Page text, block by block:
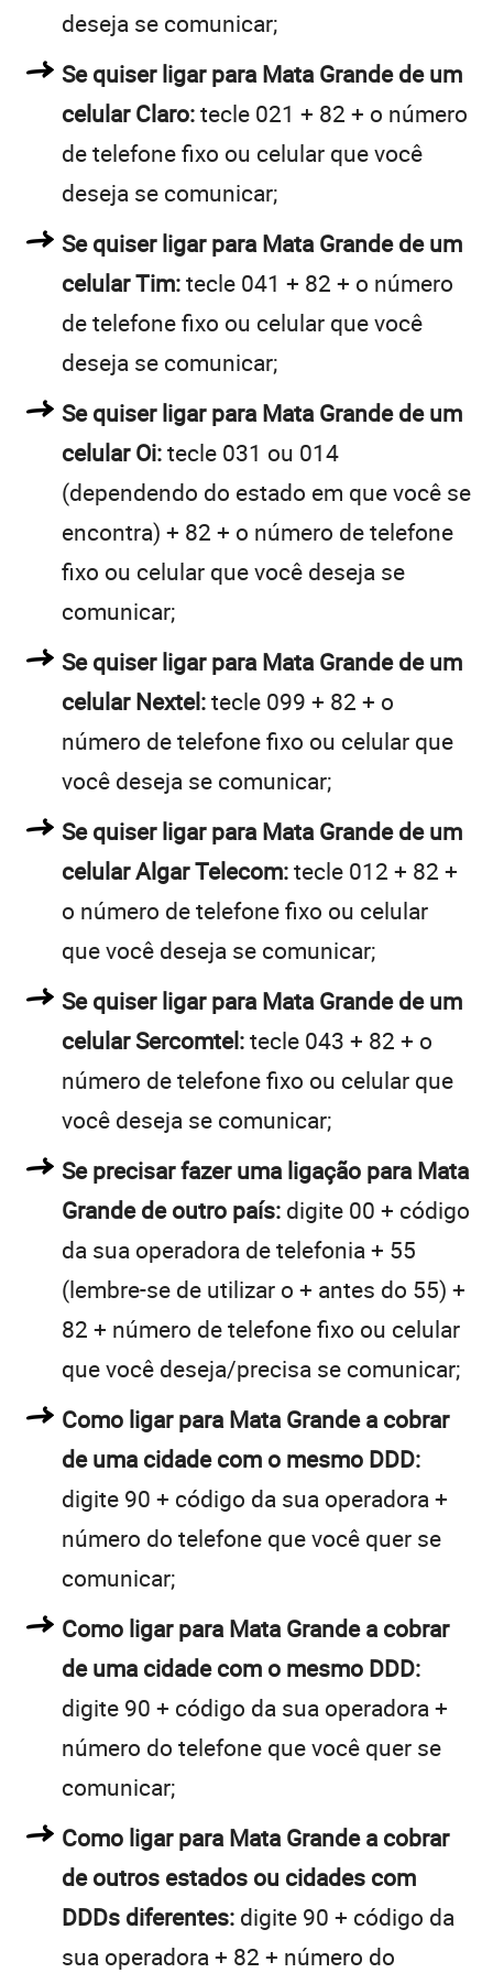
deseja se comunicar;
Se quiser ligar para Mata Grande de um
celular Claro:tecle 021 + 82 + o número
de telefone fixo ou celular que você
deseja se comunicar;
Se quiser ligar para Mata Grande de um
celular Tim:tecle 041 + 82 + o número
de telefone fixo ou celular que você
deseja se comunicar;
Se quiser ligar para Mata Grande de um
celular Oi:tecle 031 ou 014
(dependendo do estado em que você se
encontra) + 82 + o número de telefone
fixo ou celular que você deseja se
comunicar;
Se quiser ligar para Mata Grande de um
celular Nextel:tecle 099 + 82 + o
número de telefone fixo ou celular que
você deseja se comunicar;
Se quiser ligar para Mata Grande de um
celular Algar Telecom:tecle 012 + 82 +
o número de telefone fixo ou celular
que você deseja se comunicar;
Se quiser ligar para Mata Grande de um
celular Sercomtel:tecle 043 + 82 + o
número de telefone fixo ou celular que
você deseja se comunicar;
Se precisar fazer uma ligação para Mata
Grande de outro país: digite 00 + código
da sua operadora de telefonia + 55
(lembre-se de utilizar o + antes do 55) +
82 + número de telefone fixo ou celular
que você deseja/precisa se comunicar;
Como ligar para Mata Grande a cobrar
de uma cidade com o mesmo DDD:
digite 90 + código da sua operadora +
número do telefone que você quer se
comunicar;
Como ligar para Mata Grande a cobrar
de uma cidade com o mesmo DDD:
digite 90 + código da sua operadora +
número do telefone que você quer se
comunicar;
Como ligar para Mata Grande a cobrar
de outros estados ou cidades com
DDDs diferentes: digite 90 + código da
sua operadora + 82 + número do